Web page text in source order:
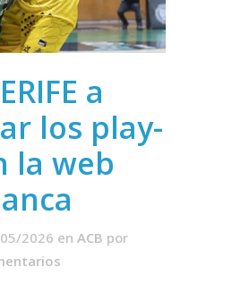
a
los play-
la web
2026 en ACB por